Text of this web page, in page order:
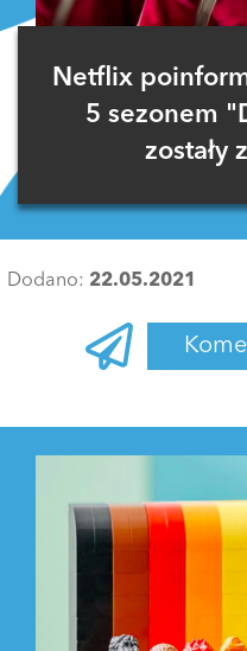
Netflix
5 sezonem
zostały
Dodano: 22.05.2021